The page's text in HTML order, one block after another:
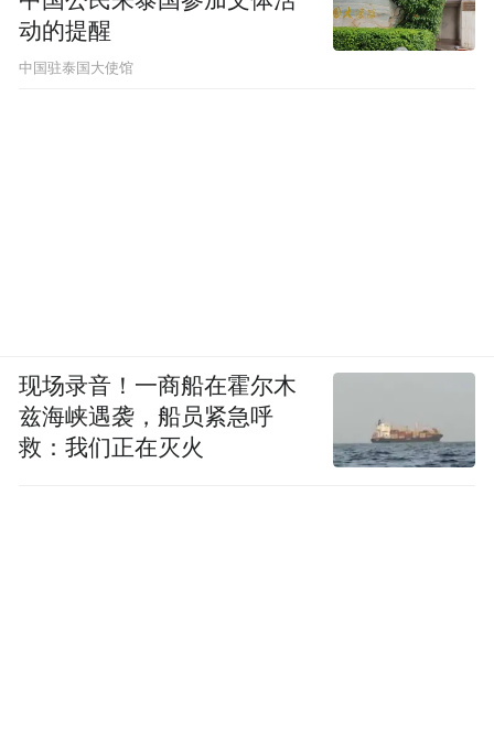
动的提醒
中国驻泰国大使馆
现场录音！一商船在霍尔木
兹海峡遇袭，船员紧急呼
救：我们正在灭火